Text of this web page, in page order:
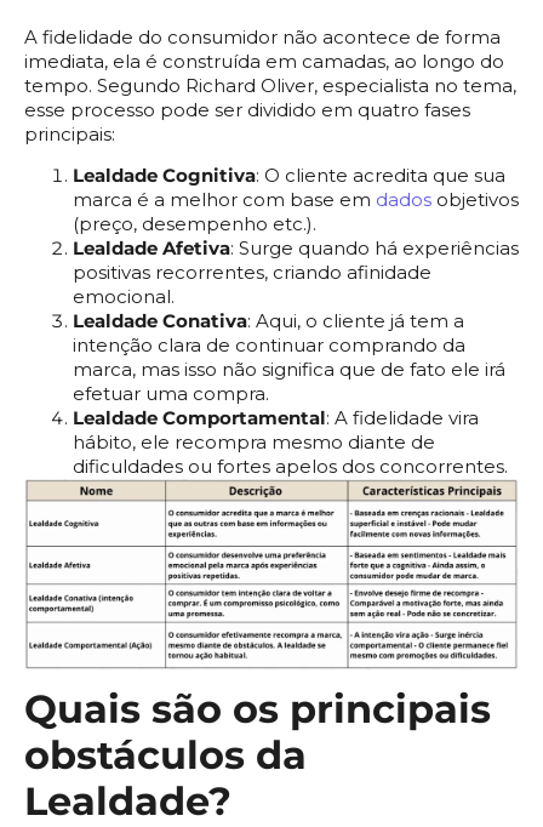
A fidelidade do consumidor não acontece de forma
imediata, ela é construída em camadas, ao longo do
tempo. Segundo Richard Oliver, especialista no tema,
esse processo pode ser dividido em quatro fases
principais:
Lealdade Cognitiva: O cliente acredita que sua
marca é a melhor com base em dados objetivos
(preço, desempenho etc.).
Lealdade Afetiva: Surge quando há experiências
positivas recorrentes, criando afinidade
emocional.
Lealdade Conativa: Aqui, o cliente já tem a
intenção clara de continuar comprando da
marca, mas isso não significa que de fato ele irá
efetuar uma compra.
Lealdade Comportamental: A fidelidade vira
hábito, ele recompra mesmo diante de
dificuldades ou fortes apelos dos concorrentes.
Quais são os principais
obstáculos da
Lealdade?